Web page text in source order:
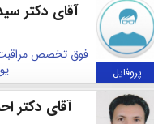
پروفایل
آقای دکتر
فوق تخصص
آقای دکتر